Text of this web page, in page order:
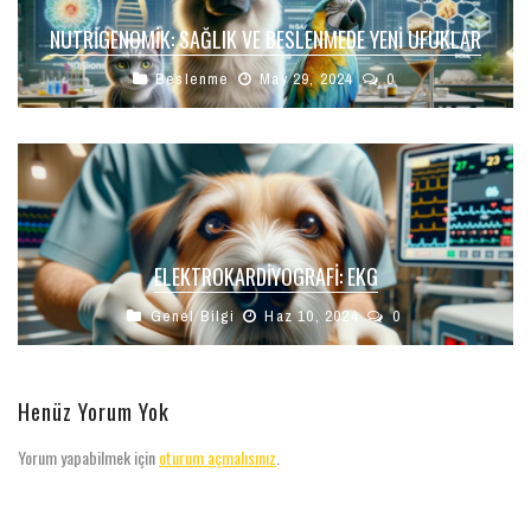
NUTRIGENOMIK: SAĞLIK VE BESLENMEDE YENI UFUKLAR
Beslenme May 29, 2024 0
ELEKTROKARDIYOGRAFI: EKG
Genel Bilgi Haz 10, 2024 0
Henüz Yorum Yok
Yorum yapabilmek içinoturum açmalısınız